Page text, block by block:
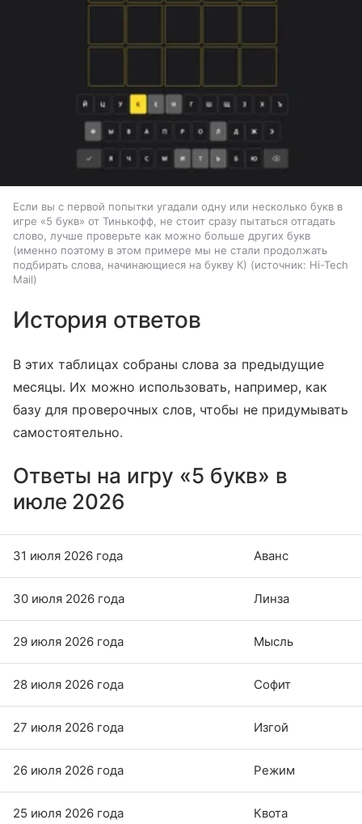
Если вы с первой попытки угадали одну или несколько букв в
игре «5 букв» от Тинькофф, не стоит сразу пытаться отгадать
слово, лучше проверьте как можно больше других букв
(именно поэтому в этом примере мы не стали продолжать
подбирать слова, начинающиеся на букву К)
источник: Hi-Tech
Mail
История ответов
В этих таблицах собраны слова за предыдущие
месяцы. Их можно использовать, например, как
базу для проверочных слов, чтобы не придумывать
самостоятельно.
Ответы на игру «5 букв» в
июле 2026
31 июля 2026 года Аванс
30 июля 2026 года Линза
29 июля 2026 года Мысль
28 июля 2026 года Софит
27 июля 2026 года Изгой
26 июля 2026 года Режим
25 июля 2026 года Квота